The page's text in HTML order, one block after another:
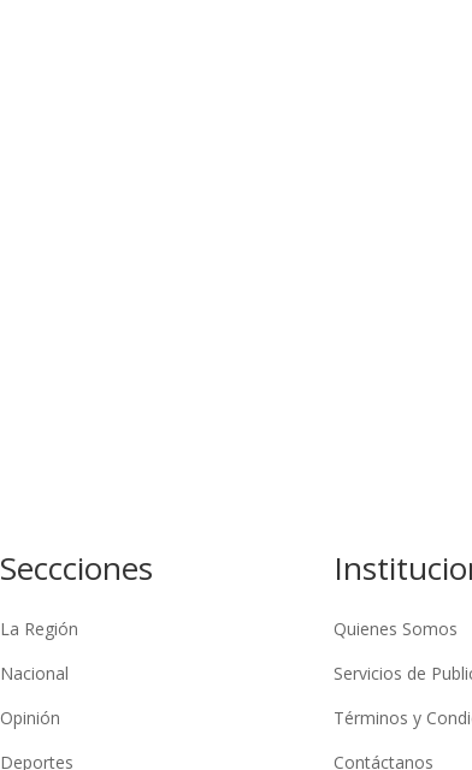
Seccciones
La Región
Nacional
Opinión
Deportes
Quienes Somos
Servicios de
Términos y
Contáctanos